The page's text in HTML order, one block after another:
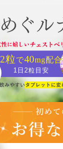
2粒で40mg配合
1日2粒目安